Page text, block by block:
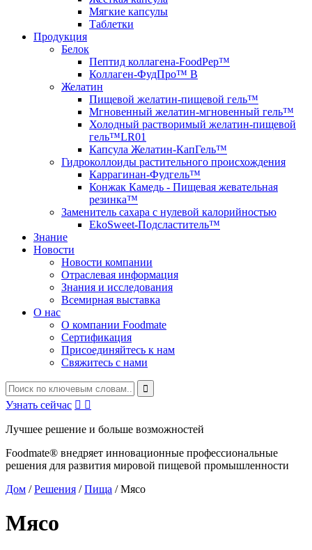
Мягкие капсулы
Таблетки
Продукция
Белок
Пептид коллагена-FoodPep™
Коллаген-ФудПро™ В
Желатин
Пищевой желатин-пищевой гель™
Мгновенный желатин-мгновенный гель™
Холодный растворимый желатин-пищевой
гель™LR01
Капсула Желатин-КапГель™
Гидроколлоиды растительного происхождения
Каррагинан-Фудгель™
Конжак Камедь - Пищевая жевательная
резинка™
Заменитель сахара с нулевой калорийностью
EkoSweet-Подсластитель™
Знание
Новости
Новости компании
Отраслевая информация
Знания и исследования
Всемирная выставка
О нас
О компании Foodmate
Сертификация
Присоединяйтесь к нам
Свяжитесь с нами
Узнать сейчас  
Лучшее решение и больше возможностей
Foodmate® внедряет инновационные профессиональные
решения для развития мировой пищевой промышленности
Дом /Решения /Пища /Мясо
Мясо